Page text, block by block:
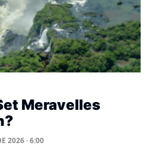
Meravelles
2026 · 6:00